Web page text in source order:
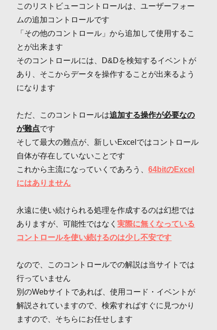
このリストビューコントロールは、ユーザーフォー
ムの追加コントロールです
「その他のコントロール」から追加して使用するこ
とが出来ます
そのコントロールには、D&Dを検知するイベントが
あり、そこからデータを操作することが出来るよう
になります
ただ、このコントロールは追加する操作が必要なの
が難点です
そして最大の難点が、新しいExcelではコントロール
自体が存在していないことです
これから主流になっていくであろう、64bitのExcel
にはありません
永遠に使い続けられる処理を作成するのは幻想では
ありますが、可能性ではなく実際に無くなっている
コントロールを使い続けるのは少し不安です
なので、このコントロールでの解説は当サイトでは
行っていません
別のWebサイトであれば、使用コード・イベントが
解説されていますので、検索すればすぐに見つかり
ますので、そちらにお任せします